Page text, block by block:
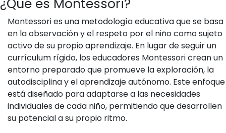
¿Qué es Montessori?
Montessori es una metodología educativa que se basa
en la observación y el respeto por el niño como sujeto
activo de su propio aprendizaje. En lugar de seguir un
currículum rígido, los educadores Montessori crean un
entorno preparado que promueve la exploración, la
autodisciplina y el aprendizaje autónomo. Este enfoque
está diseñado para adaptarse a las necesidades
individuales de cada niño, permitiendo que desarrollen
su potencial a su propio ritmo.